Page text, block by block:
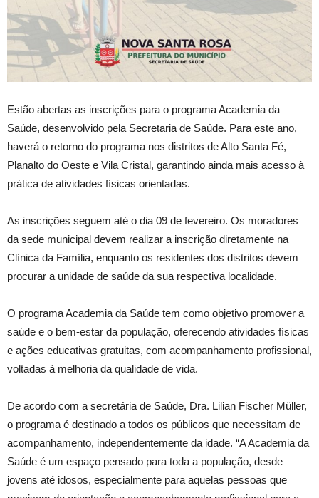
Estão abertas as inscrições para o programa Academia da
Saúde, desenvolvido pela Secretaria de Saúde. Para este ano,
haverá o retorno do programa nos distritos de Alto Santa Fé,
Planalto do Oeste e Vila Cristal, garantindo ainda mais acesso à
prática de atividades físicas orientadas.
As inscrições seguem até o dia 09 de fevereiro. Os moradores
da sede municipal devem realizar a inscrição diretamente na
Clínica da Família, enquanto os residentes dos distritos devem
procurar a unidade de saúde da sua respectiva localidade.
O programa Academia da Saúde tem como objetivo promover a
saúde e o bem-estar da população, oferecendo atividades físicas
e ações educativas gratuitas, com acompanhamento profissional,
voltadas à melhoria da qualidade de vida.
De acordo com a secretária de Saúde, Dra. Lilian Fischer Müller,
o programa é destinado a todos os públicos que necessitam de
acompanhamento, independentemente da idade. “A Academia da
Saúde é um espaço pensado para toda a população, desde
jovens até idosos, especialmente para aquelas pessoas que